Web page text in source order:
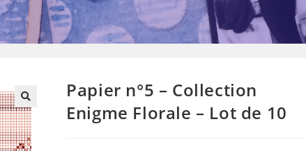
Papier n°5 – Collection
Enigme Florale – Lot de 10